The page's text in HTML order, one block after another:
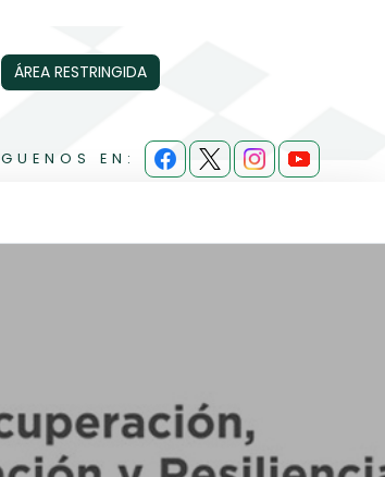
ÁREA RESTRINGIDA
EN: